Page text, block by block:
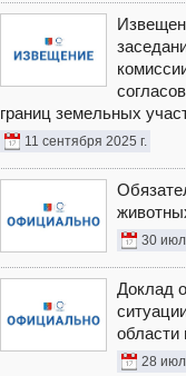
границ земельных
11 сентября 2025 г.
30
Доклад
области
28